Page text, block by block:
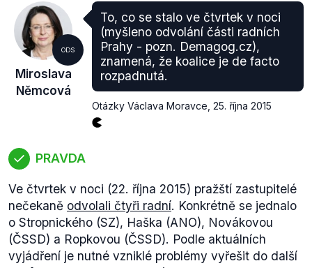
ODS
Miroslava
Němcová
To, co se stalo ve čtvrtek v noci
(myšleno odvolání části radních
Prahy - pozn. Demagog.cz),
znamená, že koalice je de facto
rozpadnutá.
Otázky Václava Moravce 25. října 2015
PRAVDA
Ve čtvrtek v noci (22. října 2015) pražští zastupitelé
nečekaně odvolali čtyři radní. Konkrétně se jednalo
o Stropnického (SZ), Haška (ANO), Novákovou
(ČSSD) a Ropkovou (ČSSD). Podle aktuálních
vyjádření je nutné vzniklé problémy vyřešit do další